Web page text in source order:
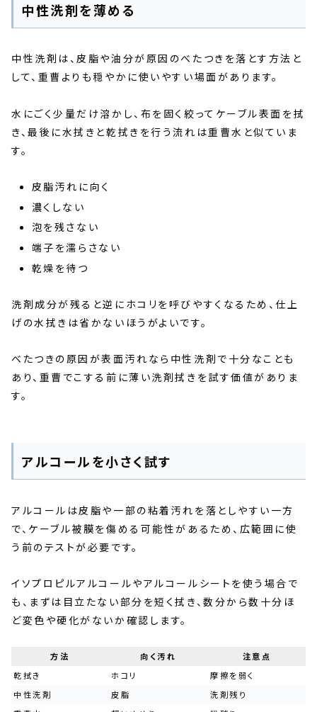
中性洗剤を薄める
中性洗剤は、皮脂や油分が原因のべたつきを落とす方法と
して、重曹よりも穏やかに使いやすい場面があります。
水にごく少量だけ溶かし、布を固く絞ってケーブル表面を拭
き、最後に水拭きと乾拭きを行う流れは重曹水と似ていま
す。
皮脂汚れに向く
濃くしない
泡を残さない
端子を濡らさない
乾燥を待つ
洗剤成分が残ると逆にホコリを呼びやすくなるため、仕上
げの水拭きは省かないほうがよいです。
べたつきの原因が表面汚れなら中性洗剤で十分なことも
あり、重曹でこする前に薄い洗剤拭きを試す価値がありま
す。
アルコールを小さく試す
アルコールは皮脂や一部の粘着汚れを落としやすい一方
で、ケーブル被膜を傷める可能性があるため、広範囲に使
う前のテストが必要です。
イソプロピルアルコールやアルコールシートを使う場合で
も、まずは目立たない部分を短く拭き、数分から数十分ほ
ど変色や硬化がないか確認します。
方法 向く汚れ
注意点
乾拭き
ホコリ
摩擦を弱く
中性洗剤
皮脂
洗剤残り